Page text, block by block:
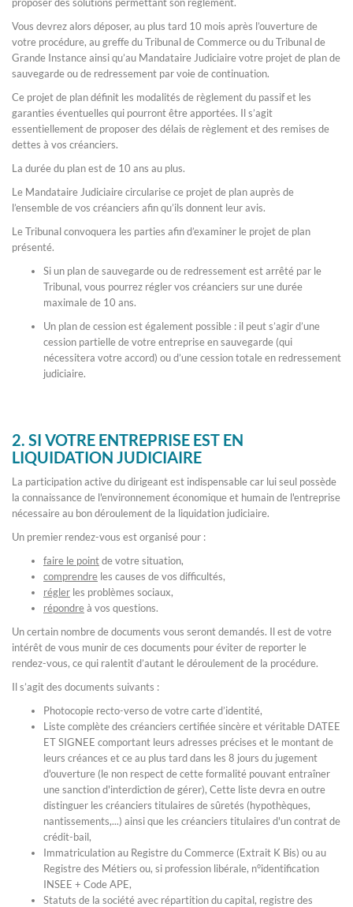
Vous devrez alors déposer, au plus tard 10 mois après l’ouverture de
votre procédure, au greffe du Tribunal de Commerce ou du Tribunal de
Grande Instance ainsi qu’au Mandataire Judiciaire votre projet de plan de
sauvegarde ou de redressement par voie de continuation.
Ce projet de plan définit les modalités de règlement du passif et les
garanties éventuelles qui pourront être apportées. Il s’agit
essentiellement de proposer des délais de règlement et des remises de
dettes à vos créanciers.
La durée du plan est de 10 ans au plus.
Le Mandataire Judiciaire circularise ce projet de plan auprès de
l’ensemble de vos créanciers afin qu’ils donnent leur avis.
Le Tribunal convoquera les parties afin d’examiner le projet de plan
présenté.
Si un plan de sauvegarde ou de redressement est arrêté par le
Tribunal, vous pourrez régler vos créanciers sur une durée
maximale de 10 ans.
Un plan de cession est également possible : il peut s’agir d’une
cession partielle de votre entreprise en sauvegarde (qui
nécessitera votre accord) ou d’une cession totale en redressement
judiciaire.
2. SI VOTRE ENTREPRISE EST EN
LIQUIDATION JUDICIAIRE
La participation active du dirigeant est indispensable car lui seul possède
la connaissance de l'environnement économique et humain de l'entreprise
nécessaire au bon déroulement de la liquidation judiciaire.
Un premier rendez-vous est organisé pour :
faire le pointde votre situation,
comprendre les causes de vos difficultés,
régler les problèmes sociaux,
répondreà vos questions.
Un certain nombre de documents vous seront demandés. Il est de votre
intérêt de vous munir de ces documents pour éviter de reporter le
rendez-vous, ce qui ralentit d’autant le déroulement de la procédure.
Il s’agit des documents suivants :
Photocopie recto-verso de votre carte d’identité,
Liste complète des créanciers certifiée sincère et véritable DATEE
ET SIGNEE comportant leurs adresses précises et le montant de
leurs créances et ce au plus tard dans les 8 jours du jugement
d'ouverture (le non respect de cette formalité pouvant entraîner
une sanction d'interdiction de gérer), Cette liste devra en outre
distinguer les créanciers titulaires de sûretés (hypothèques,
nantissements,...) ainsi que les créanciers titulaires d'un contrat de
crédit-bail,
Immatriculation au Registre du Commerce (Extrait K Bis) ou au
Registre des Métiers ou, si profession libérale, n°identification
INSEE + Code APE,
Statuts de la société avec répartition du capital, registre des